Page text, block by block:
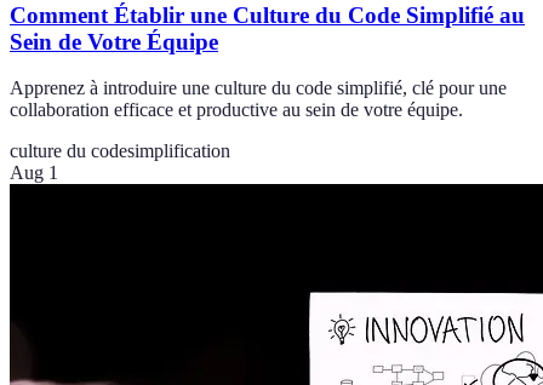
Comment Établir une Culture du Code Simplifié au
Sein de Votre Équipe
Apprenez à introduire une culture du code simplifié, clé pour une
collaboration efficace et productive au sein de votre équipe.
culture du codesimplification
Aug 1